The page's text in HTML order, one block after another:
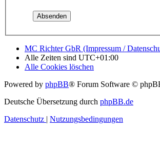
MC Richter GbR (Impressum /
Alle Zeiten sind UTC+01:00
Alle Cookies löschen
Powered by phpBB® Forum Software ©
Deutsche Übersetzung durch phpBB.de
Datenschutz | Nutzungsbedingungen